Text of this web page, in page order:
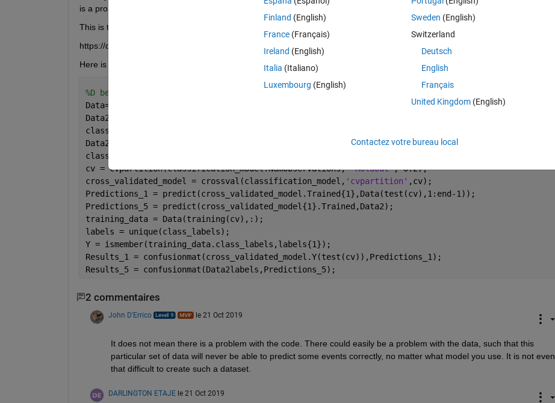
is a problem with the code.
This is the dataset:
https://drive.google.com/file/d/1tQdZ5XXQAECN6eahzhkt5xLpZA9eOyFk/view?usp=sharing
Here is the code I am currently using:
%D be the dataset
Data=D(1:500,1:end-1);
Data2=D(501:1000,1:end-1);
class_labels=D(1:500,6);
Data2labels=D(501:1000,6);
classification_model = fitcensemble(Data,
cv = cvpartition(classification_model.NumObservations, 'HoldOut', 0.2);
cross_validated_model = crossval(classification_model, 'cvpartition' ,cv);
Predictions_1 = predict(cross_validated_model.Trained{1},Data(test(cv),1:end-1));
Predictions_5 = predict(cross_validated_model{1}.Trained,Data2);
training_data = Data(training(cv),:);
labels = unique(class_labels);
Y = ismember(training_data.class_labels,labels{1});
Results_1 = confusionmat(cross_validated_model.Y(test(cv)),Predictions_1);
Results_5 = confusionmat(Data2labels,Predictions_5);
2 commentaires
John D'Errico le 21 Oct 2019
It does not mean there is a problem with the code. There could easily be a problem with the data, such that this
particular set of data will never be able to predict some events correctly, no matter what model you use. It is not even
that difficult to create such a dataset.
DARLINGTON ETAJE le 21 Oct 2019
Finland (English)
France (Français)
Ireland (English)
Italia (Italiano)
Luxembourg (English)
Sweden (English)
Switzerland
Deutsch
English
Français
United Kingdom(English)
Contactez votre bureau local